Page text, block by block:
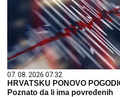
07. 08. 2026 07:32
HRVATSKU PONOVO
Poznato da li ima povređenih